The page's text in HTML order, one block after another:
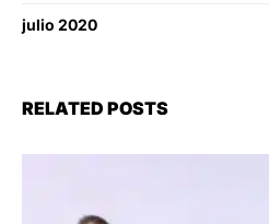
julio 2020
RELATED POSTS